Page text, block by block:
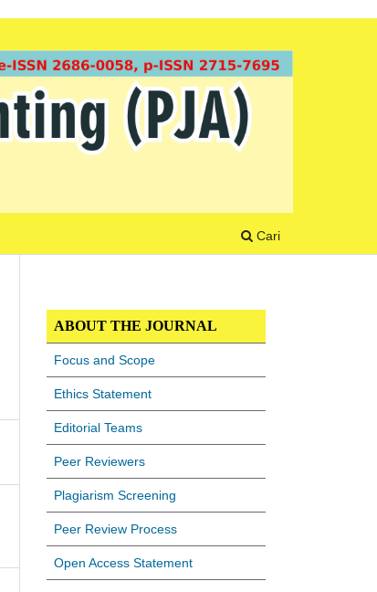
Cari
ABOUT THE JOURNAL
Focus and Scope
Ethics Statement
Editorial Teams
Peer Reviewers
Plagiarism Screening
Peer Review Process
Open Access Statement